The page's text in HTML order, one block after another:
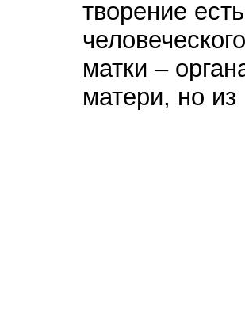
творение
матки –
матери, но из